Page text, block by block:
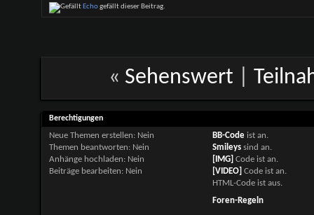
Echogefällt dieser Beitrag.
« Sehenswert |
Berechtigungen
Neue Themen erstellen: Nein
Themen beantworten: Nein
Anhänge hochladen: Nein
Beiträge bearbeiten: Nein
BB-Codeist an.
Smileyssind an.
[IMG] Code ist an.
[VIDEO] Code ist an.
HTML-Code ist aus.
Foren-Regeln